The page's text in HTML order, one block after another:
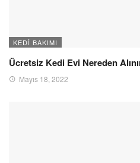
KEDI BAKIMI
Ücretsiz Kedi Evi Nereden
Mayıs 18, 2022